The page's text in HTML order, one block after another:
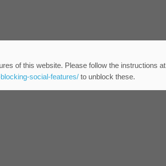
of this website. Please follow the instructions at
social-features/to unblock these.